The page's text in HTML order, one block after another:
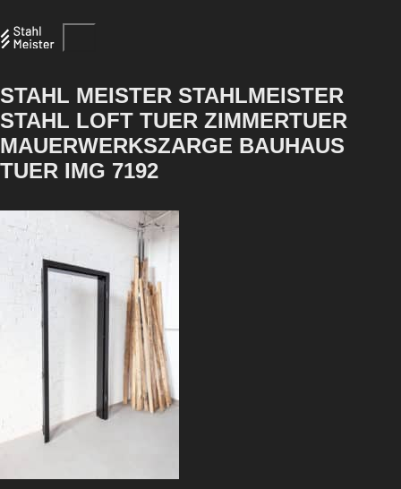
STAHL MEISTER STAHLMEISTER
STAHL LOFT TUER ZIMMERTUER
MAUERWERKSZARGE BAUHAUS
TUER IMG 7192